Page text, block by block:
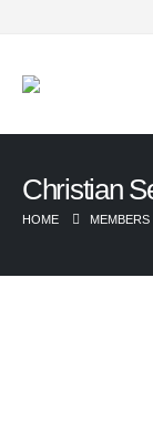
Christian
HOME MEMBERS